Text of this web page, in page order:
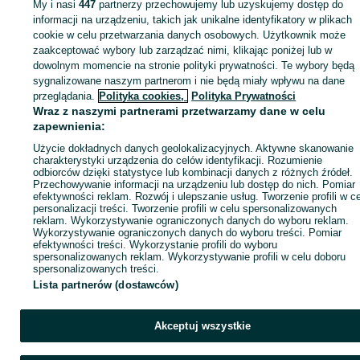
Zaloguj się lub załóż konto na OLX, aby skontaktować się z
sprzedającym
Zaloguj się / Załóż konto
My i nasi447 partnerzy przechowujemy lub uzyskujemy dostęp do
informacji na urządzeniu, takich jak unikalne identyfikatory w plikach
cookie w celu przetwarzania danych osobowych. Użytkownik może
zaakceptować wybory lub zarządzać nimi, klikając poniżej lub w
dowolnym momencie na stronie polityki prywatności. Te wybory będą
sygnalizowane naszym partnerom i nie będą miały wpływu na dane
przeglądania. Polityka cookies, Polityka Prywatności
Wraz z naszymi partnerami przetwarzamy dane w celu
zapewnienia:
Użycie dokładnych danych geolokalizacyjnych. Aktywne skanowanie
charakterystyki urządzenia do celów identyfikacji. Rozumienie
odbiorców dzięki statystyce lub kombinacji danych z różnych źródeł.
Przechowywanie informacji na urządzeniu lub dostęp do nich. Pomiar
efektywności reklam. Rozwój i ulepszanie usług. Tworzenie profili w
personalizacji treści. Tworzenie profili w celu spersonalizowanych
reklam. Wykorzystywanie ograniczonych danych do wyboru reklam.
Wykorzystywanie ograniczonych danych do wyboru treści. Pomiar
efektywności treści. Wykorzystanie profili do wyboru
spersonalizowanych reklam. Wykorzystywanie profili w celu doboru
spersonalizowanych treści.
Lista partnerów (dostawców)
Akceptuj wszystkie